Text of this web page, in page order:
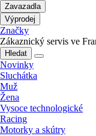
Zavazadla
Výprodej
Značky
Zákaznický servis ve
Hledat
Novinky
Sluchátka
Muž
Žena
Vysoce technologické
Racing
Motorky a skútry